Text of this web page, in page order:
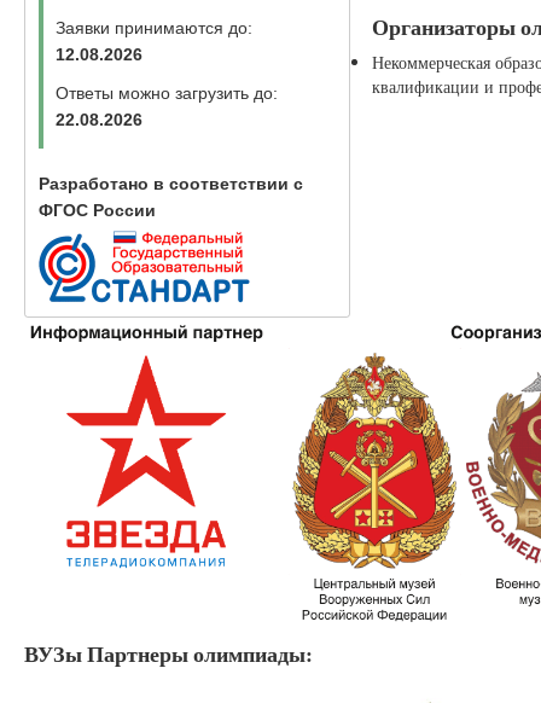
Заявки принимаются до:
12.08.2026
Ответы можно загрузить до:
22.08.2026
Разработано в соответствии с
ФГОС России
Организаторы
Некоммерческая
квалификации и
ВУЗы Партнеры олимпиады: